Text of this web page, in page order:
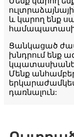
և կարող ենք
Ցանկացած
խնդրում ենք
Մենք
դառնալուն: